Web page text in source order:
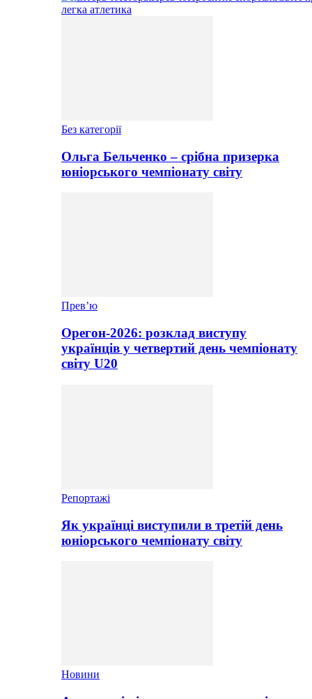
легка атлетика
Без категорії
Ольга Бельченко – срібна призерка
юніорського чемпіонату світу
Прев’ю
Орегон-2026: розклад виступу
українців у четвертий день чемпіонату
світу U20
Репортажі
Як українці виступили в третій день
юніорського чемпіонату світу
Новини